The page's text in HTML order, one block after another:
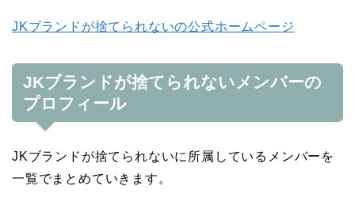
JKブランドが捨てられないの公式ホームページ
JKブランドが捨てられないメンバーの
プロフィール
JKブランドが捨てられないに所属しているメンバーを
一覧でまとめていきます。